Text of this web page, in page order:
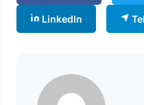
LinkedIn